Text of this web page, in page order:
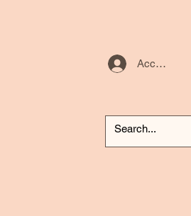
Accedi